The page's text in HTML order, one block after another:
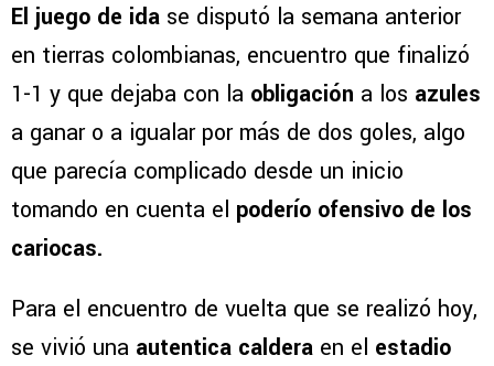
El juego de ida se disputó la semana anterior
en tierras colombianas, encuentro que finalizó
1-1 y que dejaba con la obligación a los azules
a ganar o a igualar por más de dos goles, algo
que parecía complicado desde un inicio
tomando en cuenta el poderío ofensivo de los
cariocas.
Para el encuentro de vuelta que se realizó hoy,
se vivió una autentica caldera en el estadio